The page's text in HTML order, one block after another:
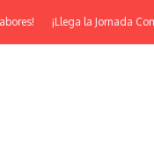
¡Llega la Jornada